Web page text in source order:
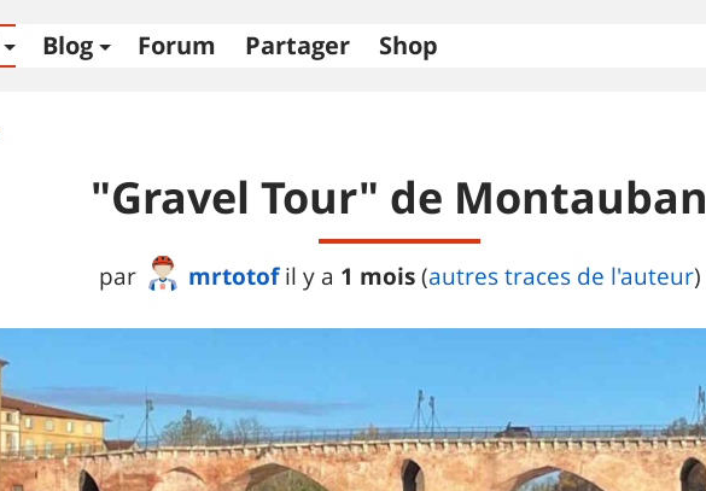
Blog Forum Partager Shop
"Gravel Tour" de Montauban
par mrtotof il y a 1 mois (autres traces de l'auteur)